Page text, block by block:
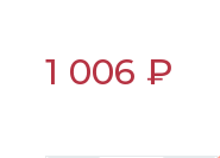
1 006 ₽